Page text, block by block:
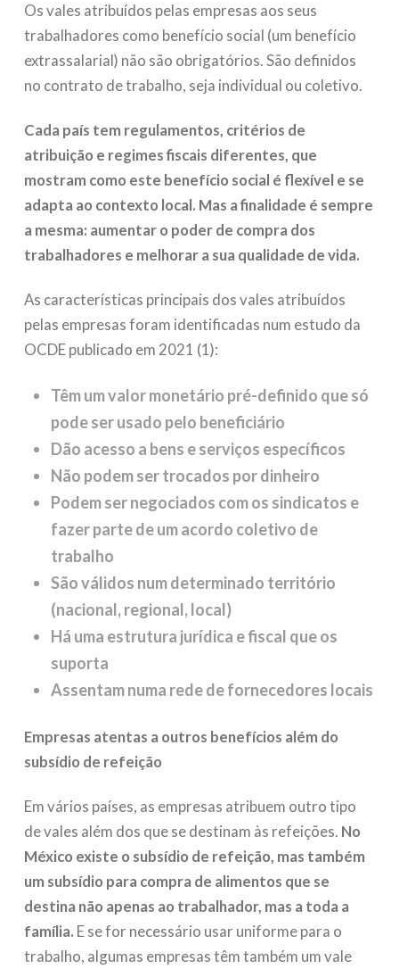
Os vales atribuídos pelas empresas aos seus
trabalhadores como benefício social (um benefício
extrassalarial) não são obrigatórios. São definidos
no contrato de trabalho, seja individual ou coletivo.
Cada país tem regulamentos, critérios de
atribuição e regimes fiscais diferentes, que
mostram como este benefício social é flexível e se
adapta ao contexto local. Mas a finalidade é sempre
a mesma: aumentar o poder de compra dos
trabalhadores e melhorar a sua qualidade de vida.
As características principais dos vales atribuídos
pelas empresas foram identificadas num estudo da
OCDE publicado em 2021 (1):
Têm um valor monetário pré-definido que só
pode ser usado pelo beneficiário
Dão acesso a bens e serviços específicos
Não podem ser trocados por dinheiro
Podem ser negociados com os sindicatos e
fazer parte de um acordo coletivo de
trabalho
São válidos num determinado território
(nacional, regional, local)
Há uma estrutura jurídica e fiscal que os
suporta
Assentam numa rede de fornecedores locais
Empresas atentas a outros benefícios além do
subsídio de refeição
Em vários países, as empresas atribuem outro tipo
de vales além dos que se destinam às refeições. No
México existe o subsídio de refeição, mas também
um subsídio para compra de alimentos que se
destina não apenas ao trabalhador, mas a toda a
família. E se for necessário usar uniforme para o
trabalho, algumas empresas têm também um vale